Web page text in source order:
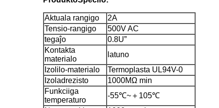
Aktuala rangigo
2A
Tensio-rangigo
500V AC
tegaĵo
0.8U”
Kontakta
materialo
latuno
Izolilo-materialo
Termoplasta UL94V-0
Izoladrezisto
1000MΩ min
Funkciiga
temperaturo
-55℃~＋105℃